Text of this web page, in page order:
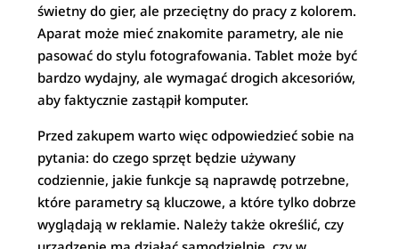
świetny do gier, ale przeciętny do pracy z kolorem.
Aparat może mieć znakomite parametry, ale nie
pasować do stylu fotografowania. Tablet może być
bardzo wydajny, ale wymagać drogich akcesoriów,
aby faktycznie zastąpił komputer.
Przed zakupem warto więc odpowiedzieć sobie na
pytania: do czego sprzęt będzie używany
codziennie, jakie funkcje są naprawdę potrzebne,
które parametry są kluczowe, a które tylko dobrze
wyglądają w reklamie. Należy także określić, czy